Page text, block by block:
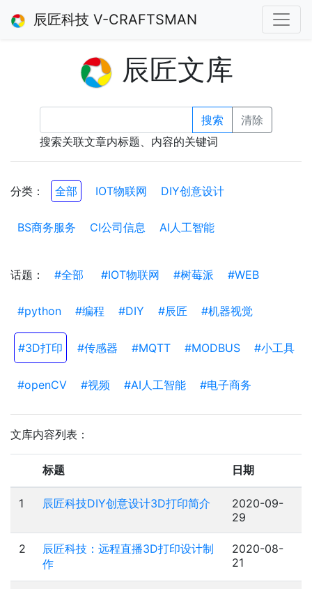
辰匠科技 V-CRAFTSMAN
辰匠文库
搜索
清除
搜索关联文章内标题、内容的关键词
分类： 全部 IOT物联网 DIY创意设计
BS商务服务 CI公司信息 AI人工智能
话题： #全部 #IOT物联网 #树莓派 #WEB
#python #编程 #DIY #辰匠 #机器视觉
#3D打印 #传感器 #MQTT #MODBUS #小工具
#openCV #视频 #AI人工智能 #电子商务
文库内容列表：
标题 日期
1 辰匠科技DIY创意设计3D打印简介
2020-09-
29
2
辰匠科技：远程直播3D打印设计制
作
2020-08-
21